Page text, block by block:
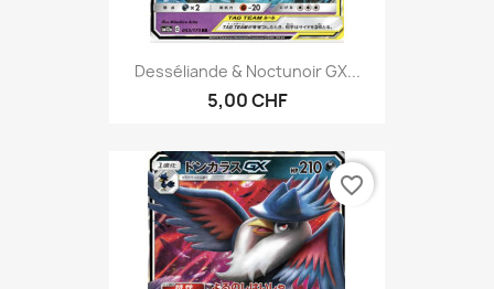
Desséliande & Noctunoir GX...
5,00 CHF
favorite_border